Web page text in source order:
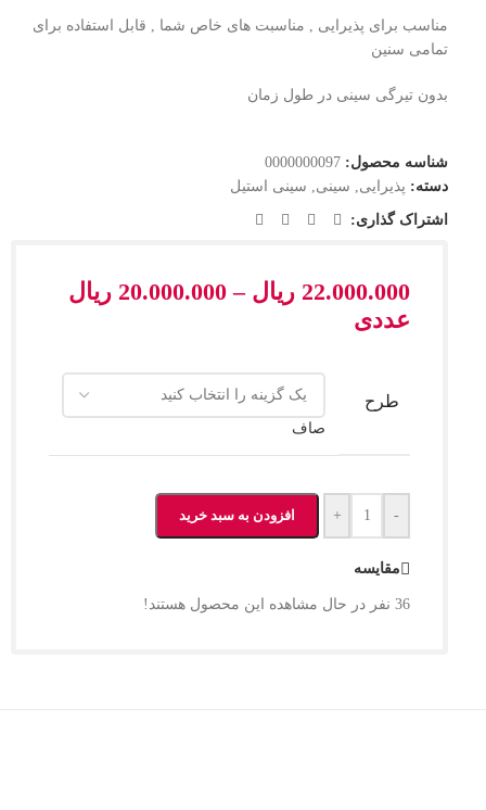
مناسب برای پذیرایی , مناسبت های خاص شما , قابل استفاده برای
تمامی سنین
بدون تیرگی سینی در طول زمان
شناسه محصول: 0000000097
دسته: پذیرایی سینی سینی استیل
اشتراک گذاری:
22.000.000 ریال –
20.000.000 ریال
عددی
طرح
صاف
-
+ افزودن به سبد خرید
مقایسه
36 نفر در حال مشاهده این محصول هستند!